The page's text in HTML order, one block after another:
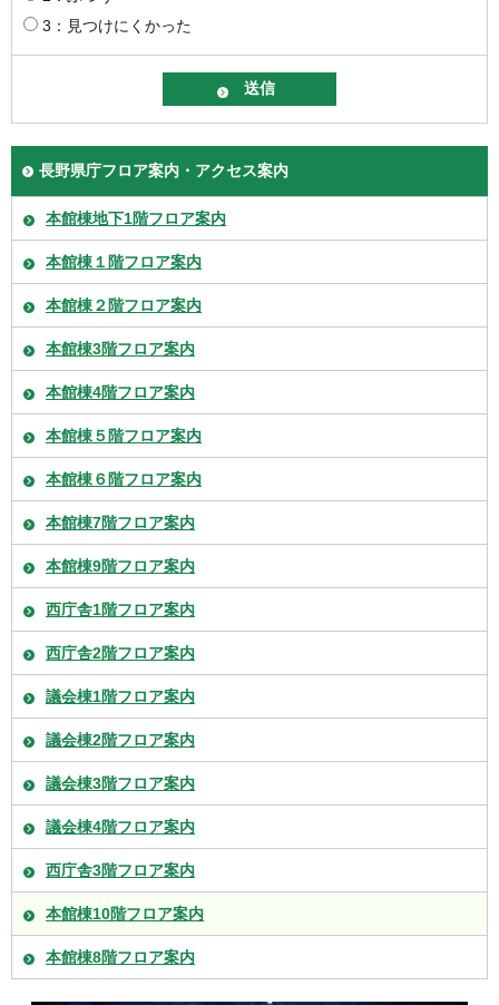
3：見つけにくかった
長野県庁フロア案内・アクセス案内
本館棟地下1階フロア案内
本館棟１階フロア案内
本館棟２階フロア案内
本館棟3階フロア案内
本館棟4階フロア案内
本館棟５階フロア案内
本館棟６階フロア案内
本館棟7階フロア案内
本館棟9階フロア案内
西庁舎1階フロア案内
西庁舎2階フロア案内
議会棟1階フロア案内
議会棟2階フロア案内
議会棟3階フロア案内
議会棟4階フロア案内
西庁舎3階フロア案内
本館棟10階フロア案内
本館棟8階フロア案内